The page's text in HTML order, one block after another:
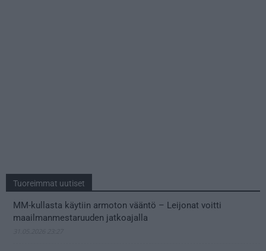
Tuoreimmat uutiset
MM-kullasta käytiin armoton vääntö – Leijonat voitti
maailmanmestaruuden jatkoajalla